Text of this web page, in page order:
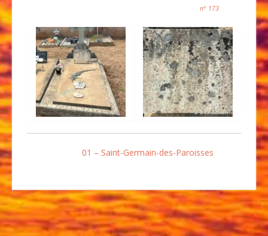
n° 173
01 – Saint-Germain-des-Paroisses